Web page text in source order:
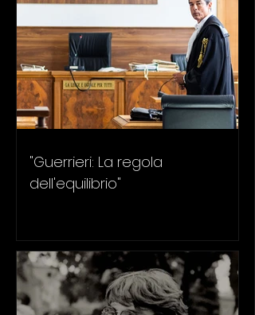
"Guerrieri: La regola
dell'equilibrio"